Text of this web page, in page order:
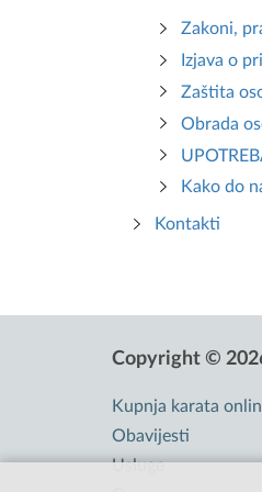
Zakoni,
Izjava o
Zaštita
Obrada
Kako do
Kontakti
Copyright ©
Kupnja karata
Obavijesti
Usluge